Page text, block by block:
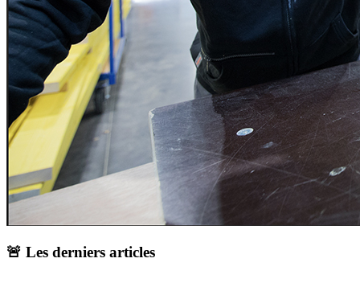
🚨 Les derniers articles